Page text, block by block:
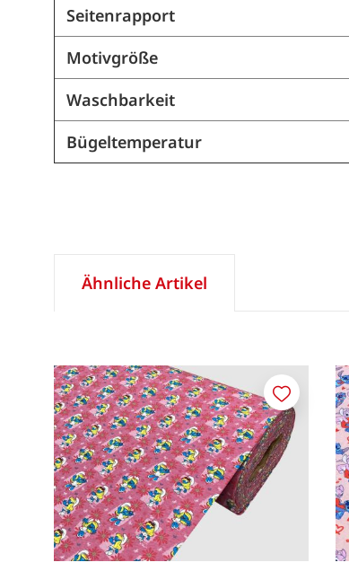
Seitenrapport
Motivgröße
Waschbarkeit
Bügeltemperatur
Ähnliche Artikel
Merken